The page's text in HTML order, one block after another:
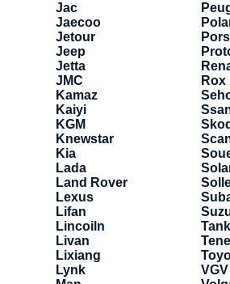
Jac
Jaecoo
Jetour
Jeep
Jetta
JMC
Kamaz
Kaiyi
KGM
Knewstar
Kia
Lada
Land Rover
Lexus
Lifan
Lincoiln
Livan
Lixiang
Lynk
Rox
Tank
VGV